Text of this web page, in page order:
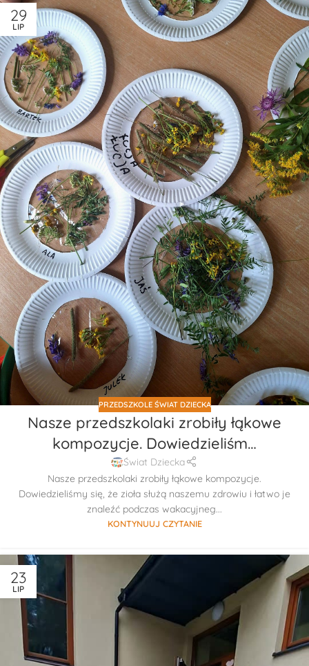
29
LIP
PRZEDSZKOLE ŚWIAT DZIECKA
Nasze przedszkolaki zrobiły łąkowe
kompozycje. Dowiedzieliśm…
Świat Dziecka
Nasze przedszkolaki zrobiły łąkowe kompozycje.
Dowiedzieliśmy się, że zioła służą naszemu zdrowiu i łatwo je
znaleźć podczas wakacyjneg...
KONTYNUUJ CZYTANIE
23
LIP